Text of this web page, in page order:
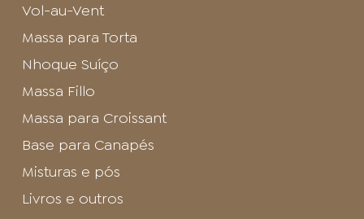
Vol-au-Vent
Massa para Torta
Nhoque Suíço
Massa Fillo
Massa para Croissant
Base para Canapés
Misturas e pós
Livros e outros